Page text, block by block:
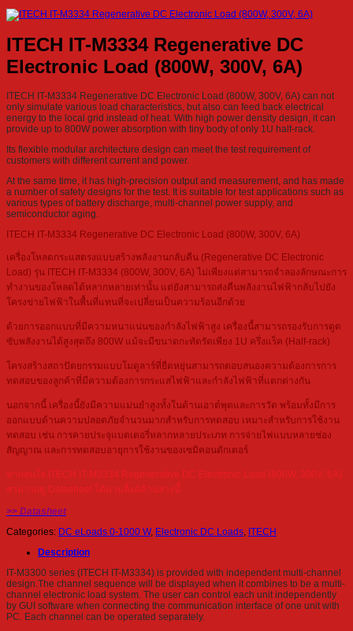
ITECH IT-M3334 Regenerative DC
Electronic Load (800W, 300V, 6A)
ITECH IT-M3334 Regenerative DC Electronic Load (800W, 300V, 6A) can not
only simulate various load characteristics, but also can feed back electrical
energy to the local grid instead of heat. With high power density design, it can
provide up to 800W power absorption with tiny body of only 1U half-rack.
Its flexible modular architecture design can meet the test requirement of
customers with different current and power.
At the same time, it has high-precision output and measurement, and has made
a number of safety designs for the test. It is suitable for test applications such as
various types of battery discharge, multi-channel power supply, and
semiconductor aging.
ITECH IT-M3334 Regenerative DC Electronic Load (800W, 300V, 6A)
เครื่องโหลดกระแสตรงแบบสร้างพลังงานกลับคืน (Regenerative DC Electronic
Load) รุ่น ITECH IT-M3334 (800W, 300V, 6A) ไม่เพียงแต่สามารถจำลองลักษณะการ
ทำงานของโหลดได้หลากหลายเท่านั้น แต่ยังสามารถส่งคืนพลังงานไฟฟ้ากลับไปยัง
โครงข่ายไฟฟ้าในพื้นที่แทนที่จะเปลี่ยนเป็นความร้อนอีกด้วย
ด้วยการออกแบบที่มีความหนาแน่นของกำลังไฟฟ้าสูง เครื่องนี้สามารถรองรับการดูด
ซับพลังงานได้สูงสุดถึง 800W แม้จะมีขนาดกะทัดรัดเพียง 1U ครึ่งแร็ค (Half-rack)
โครงสร้างสถาปัตยกรรมแบบโมดูลาร์ที่ยืดหยุ่นสามารถตอบสนองความต้องการการ
ทดสอบของลูกค้าที่มีความต้องการกระแสไฟฟ้าและกำลังไฟฟ้าที่แตกต่างกัน
นอกจากนี้ เครื่องนี้ยังมีความแม่นยำสูงทั้งในด้านเอาต์พุตและการวัด พร้อมทั้งมีการ
ออกแบบด้านความปลอดภัยจำนวนมากสำหรับการทดสอบ เหมาะสำหรับการใช้งาน
ทดสอบ เช่น การคายประจุแบตเตอรี่หลากหลายประเภท การจ่ายไฟแบบหลายช่อง
สัญญาณ และการทดสอบอายุการใช้งานของเซมิคอนดักเตอร์
หากสนใจ ITECH IT-M3334 Regenerative DC Electronic Load (800W, 300V, 6A)
สามารถดู Datasheet ได้ตามลิ้งค์ด้านล่างนี้
>> Datasheet
Categories: DC eLoads 0-1000 W, Electronic DC Loads, ITECH
Description
IT-M3300 series (ITECH IT-M3334) is provided with independent multi-channel
design.The channel sequence will be displayed when it combines to be a multi-
channel electronic load system. The user can control each unit independently
by GUI software when connecting the communication interface of one unit with
PC. Each channel can be operated separately.